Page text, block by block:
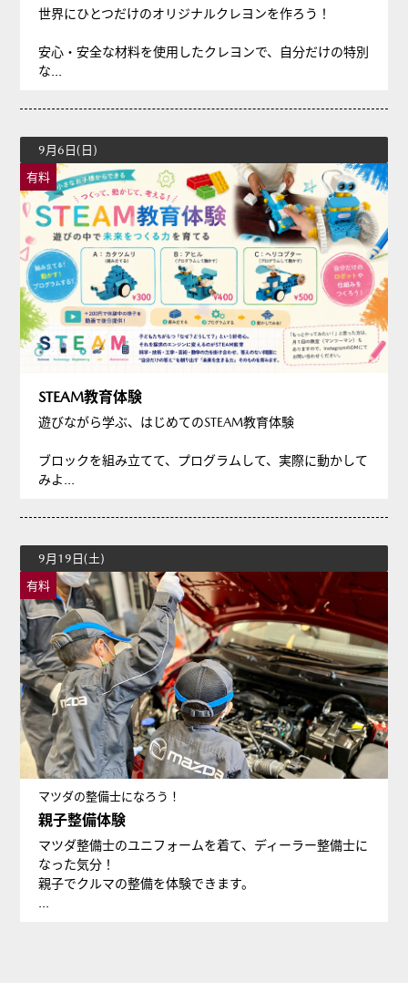
世界にひとつだけのオリジナルクレヨンを作ろう！
安心・安全な材料を使用したクレヨンで、自分だけの特別
な...
9月6日(日)
有料
STEAM教育体験
遊びながら学ぶ、はじめてのSTEAM教育体験
ブロックを組み立てて、プログラムして、実際に動かして
みよ...
9月19日(土)
有料
マツダの整備士になろう！
親子整備体験
マツダ整備士のユニフォームを着て、ディーラー整備士に
なった気分！
親子でクルマの整備を体験できます。
...